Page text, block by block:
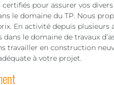
certifiés pour assurer vos
le domaine du TP. Nous
En activité depuis plusieurs
dans le domaine de travaux
travailler en construction
à votre projet.